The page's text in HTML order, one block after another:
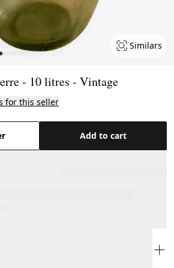
Similars
- 10 litres - Vintage
for this seller
Add to cart